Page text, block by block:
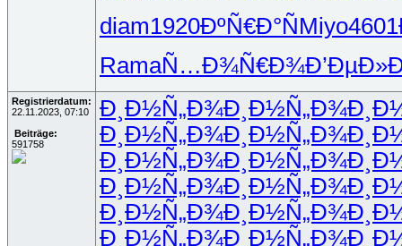
diam1920ÐºÑ€Ð°ÑMiyo4601
RamaÑ…Ð¾Ñ€Ð¾
Registrierdatum:
22.11.2023, 07:10
Beiträge:
591758
Ð¸Ð½Ñ„Ð¾Ð¸Ð½Ñ„Ð¾
Ð¸Ð½Ñ„Ð¾Ð¸Ð½Ñ„Ð¾
Ð¸Ð½Ñ„Ð¾Ð¸Ð½Ñ„Ð¾
Ð¸Ð½Ñ„Ð¾Ð¸Ð½Ñ„Ð¾
Ð¸Ð½Ñ„Ð¾Ð¸Ð½Ñ„Ð¾
Ð¸Ð½Ñ„Ð¾Ð¸Ð½Ñ„Ð¾